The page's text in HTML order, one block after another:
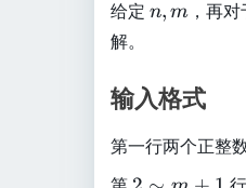
m
e
}
x
)
给定 n,
n, m ，再
解。
输入格式
第一行两个正整
2